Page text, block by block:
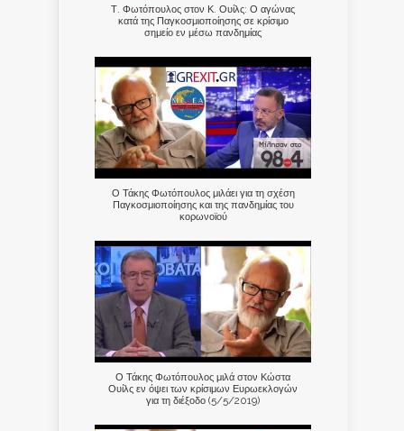
Τ. Φωτόπουλος στον Κ. Ουίλς: Ο αγώνας
κατά της Παγκοσμιοποίησης σε κρίσιμο
σημείο εν μέσω πανδημίας
Ο Τάκης Φωτόπουλος μιλάει για τη σχέση
Παγκοσμιοποίησης και της πανδημίας του
κορωνοϊού
Ο Τάκης Φωτόπουλος μιλά στον Κώστα
Ουίλς εν όψει των κρίσιμων Ευρωεκλογών
για τη διέξοδο (5/5/2019)